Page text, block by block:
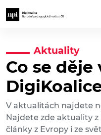
Aktuality
Co se děje
V aktualitách najdete
Najdete zde aktuality z
články z Evropy i ze